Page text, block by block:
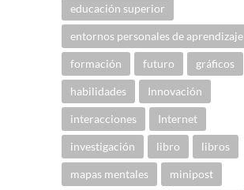
educación superior
entornos personales de aprendizaje
formación futuro gráficos
habilidades Innovación
interacciones Internet
investigación libro libros
mapas mentales minipost